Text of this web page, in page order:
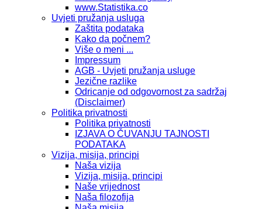
www.Statistika.co
Uvjeti pružanja usluga
Zaštita podataka
Kako da počnem?
Više o meni ...
Impressum
AGB - Uvjeti pružanja usluge
Jezične razlike
Odricanje od odgovornost za sadržaj
(Disclaimer)
Politika privatnosti
Politika privatnosti
IZJAVA O ČUVANJU TAJNOSTI
PODATAKA
Vizija, misija, principi
Naša vizija
Vizija, misija, principi
Naše vrijednost
Naša filozofija